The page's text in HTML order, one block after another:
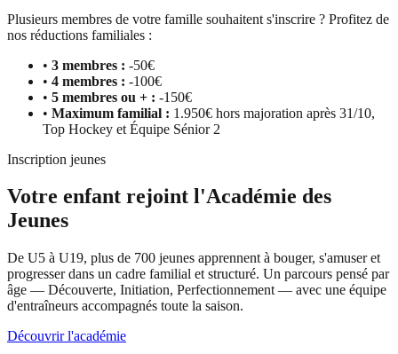
Plusieurs membres de votre famille souhaitent s'inscrire ? Profitez de
nos réductions familiales :
• 3 membres : -50€
• 4 membres : -100€
• 5 membres ou + : -150€
• Maximum familial : 1.950€ hors majoration après 31/10,
Top Hockey et Équipe Sénior 2
Inscription jeunes
Votre enfant rejoint l'Académie des
Jeunes
De U5 à U19, plus de 700 jeunes apprennent à bouger, s'amuser et
progresser dans un cadre familial et structuré. Un parcours pensé par
âge — Découverte, Initiation, Perfectionnement — avec une équipe
d'entraîneurs accompagnés toute la saison.
Découvrir l'académie